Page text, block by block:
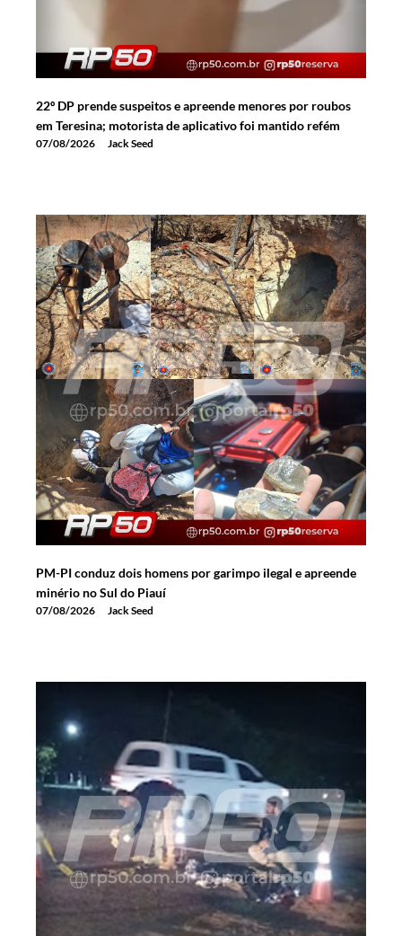
22º DP prende suspeitos e apreende menores por roubos
em Teresina; motorista de aplicativo foi mantido refém
07/08/2026 Jack Seed
PM-PI conduz dois homens por garimpo ilegal e apreende
minério no Sul do Piauí
07/08/2026 Jack Seed